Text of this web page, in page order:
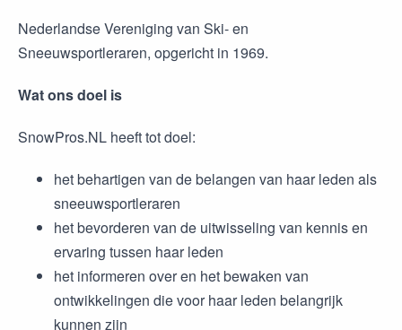
Nederlandse Vereniging van Ski- en
Sneeuwsportleraren, opgericht in 1969.
Wat ons doel is
SnowPros.NL heeft tot doel:
het behartigen van de belangen van haar leden als
sneeuwsportleraren
het bevorderen van de uitwisseling van kennis en
ervaring tussen haar leden
het informeren over en het bewaken van
ontwikkelingen die voor haar leden belangrijk
kunnen zijn